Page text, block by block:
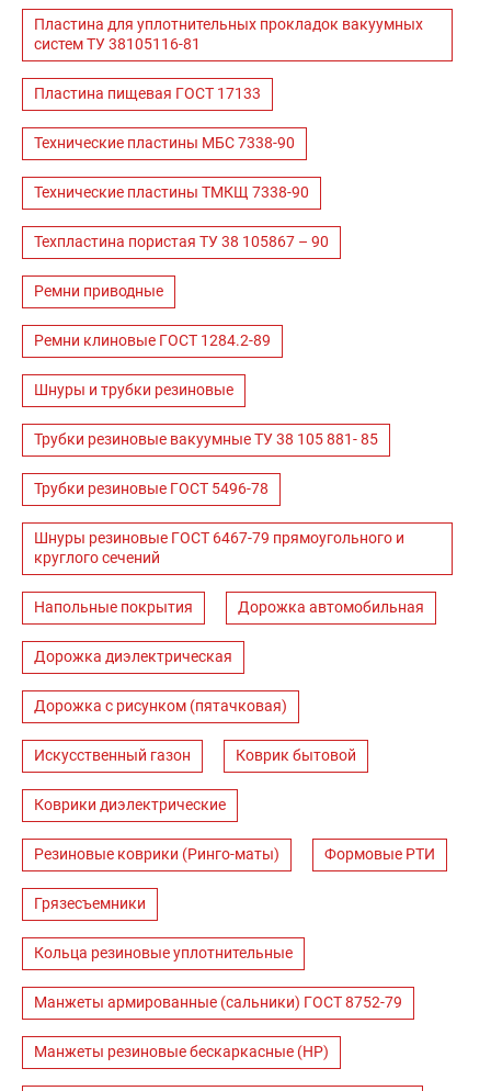
Пластина для уплотнительных прокладок вакуумных
систем ТУ 38105116-81
Пластина пищевая ГОСТ 17133
Технические пластины МБС 7338-90
Технические пластины ТМКЩ 7338-90
Техпластина пористая ТУ 38 105867 – 90
Ремни приводные
Ремни клиновые ГОСТ 1284.2-89
Шнуры и трубки резиновые
Трубки резиновые вакуумные ТУ 38 105 881- 85
Трубки резиновые ГОСТ 5496-78
Шнуры резиновые ГОСТ 6467-79 прямоугольного и
круглого сечений
Напольные покрытия Дорожка автомобильная
Дорожка диэлектрическая
Дорожка с рисунком (пятачковая)
Искусственный газон Коврик бытовой
Коврики диэлектрические
Резиновые коврики (Ринго-маты) Формовые РТИ
Грязесъемники
Кольца резиновые уплотнительные
Манжеты армированные (сальники) ГОСТ 8752-79
Манжеты резиновые бескаркасные (НР)